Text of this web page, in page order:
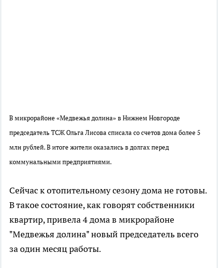
В микрорайоне «Медвежья долина» в Нижнем Новгороде
председатель ТСЖ Ольга Лисова списала со счетов дома более 5
млн рублей. В итоге жители оказались в долгах перед
коммунальными предприятиями.
Сейчас к отопительному сезону дома не готовы.
В такое состояние, как говорят собственники
квартир, привела 4 дома в микрорайоне
"Медвежья долина" новый председатель всего
за один месяц работы.